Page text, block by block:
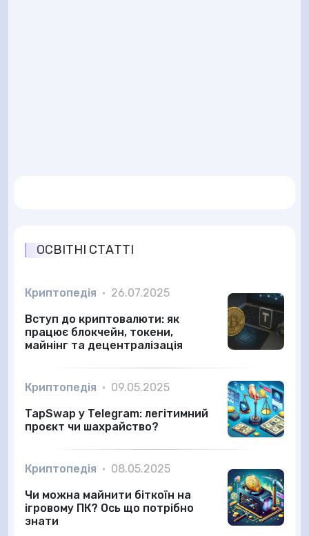
ОСВІТНІ СТАТТІ
Криптопедія • 26.07.2025
Вступ до криптовалюти: як
працює блокчейн, токени,
майнінг та децентралізація
Криптопедія • 09.05.2025
TapSwap у Telegram: легітимний
проєкт чи шахрайство?
Криптопедія • 08.05.2025
Чи можна майнити біткоїн на
ігровому ПК? Ось що потрібно
знати